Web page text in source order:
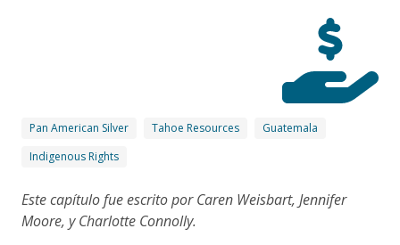
Pan American Silver Tahoe Resources
Guatemala
Indigenous Rights
Este capítulo fue escrito por Caren Weisbart, Jennifer
Moore, y Charlotte Connolly.